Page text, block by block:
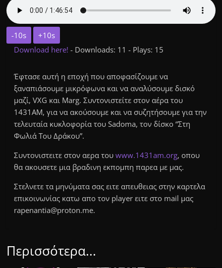
-10s
+10s
Download here!- Downloads: 11 - Plays: 15
Έφτασε αυτή η εποχή που αποφασίζουμε να
ξαναπιάσουμε μικρόφωνα και να αναλύσουμε δισκό
μαζί, VXG και Marg. Συντονιστείτε στον αέρα του
1431ΑΜ, για να ακούσουμε και να συζητήσουμε για την
τελευταία κυκλοφορία του Sadoma, τον δίσκο “Στη
Φωλιά Του Δράκου”.
Συντονιστειτε στον αερα τουwww.1431am.org, οπου
θα ακουσετε μια βραδινη εκπομπη παρεα με μας.
Στελνετε τα μηνύματα σας ειτε απευθειας στην καρτελα
επικοινωνίας κατω απο τον player ειτε στο mail μας
rapenantia@proton.me.
Περισσότερα...